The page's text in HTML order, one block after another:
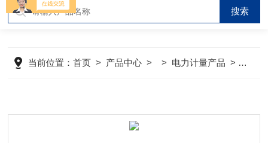
当前位置：首页 > 产品中心 > > 电力计量产品 >